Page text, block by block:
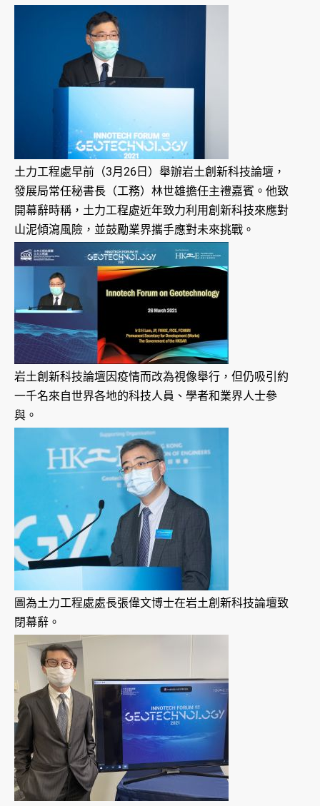
土力工程處早前（3月26日）舉辦岩土創新科技論壇，
發展局常任秘書長（工務）林世雄擔任主禮嘉賓。他致
開幕辭時稱，土力工程處近年致力利用創新科技來應對
山泥傾瀉風險，並鼓勵業界攜手應對未來挑戰。
岩土創新科技論壇因疫情而改為視像舉行，但仍吸引約
一千名來自世界各地的科技人員、學者和業界人士參
與。
圖為土力工程處處長張偉文博士在岩土創新科技論壇致
閉幕辭。